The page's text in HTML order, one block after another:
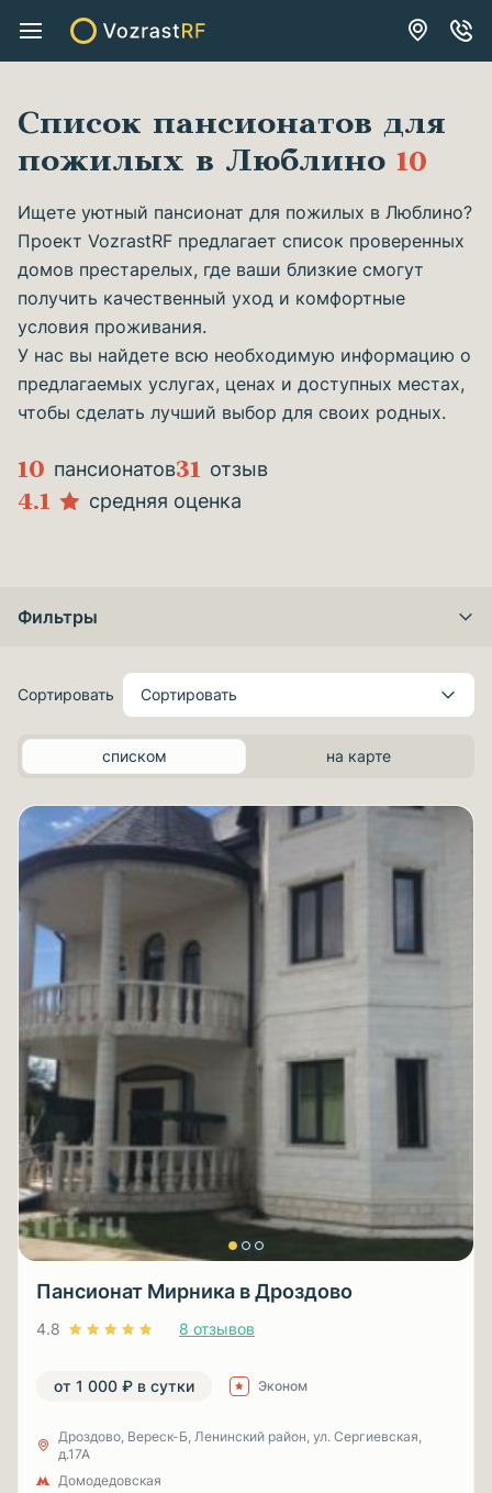
Список пансионатов для
пожилых в Люблино 10
Ищете уютный пансионат для пожилых в Люблино?
Проект VozrastRF предлагает список проверенных
домов престарелых, где ваши близкие смогут
получить качественный уход и комфортные
условия проживания.
У нас вы найдете всю необходимую информацию о
предлагаемых услугах, ценах и доступных местах,
чтобы сделать лучший выбор для своих родных.
10 пансионатов31 отзыв
4.1 средняя оценка
Фильтры
Сортировать Сортировать
списком на карте
Пансионат Мирника в Дроздово
4.8 8 отзывов
от 1 000 ₽ в сутки Эконом
Дроздово, Вереск-Б, Ленинский район, ул. Сергиевская,
д.17А
Домодедовская